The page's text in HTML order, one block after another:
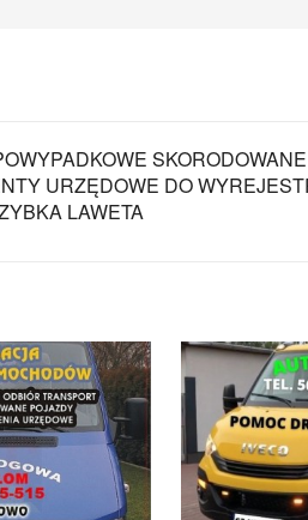
URZĘDOWE DO
LAWETA